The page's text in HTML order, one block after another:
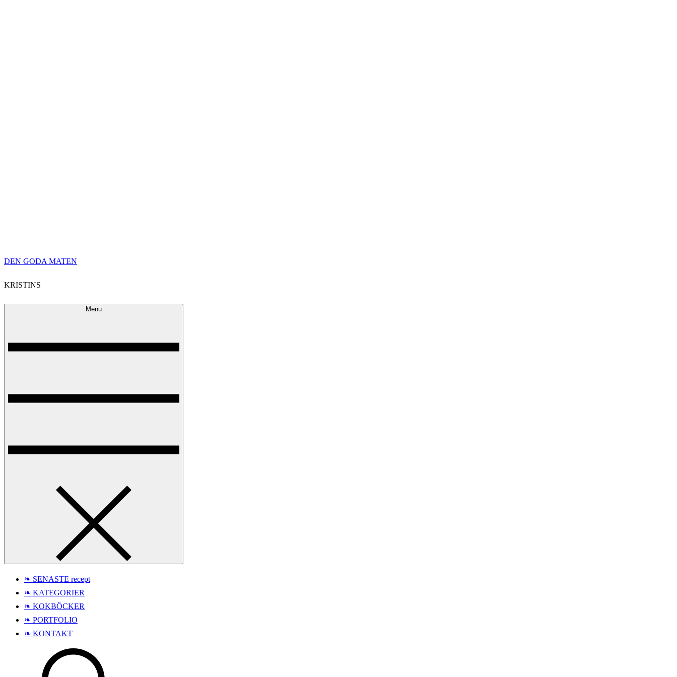
Skip
content
DEN GODA MATEN
KRISTINS
Menu
❧ SENASTE recept
❧ KATEGORIER
❧ KOKBÖCKER
❧ PORTFOLIO
❧ KONTAKT